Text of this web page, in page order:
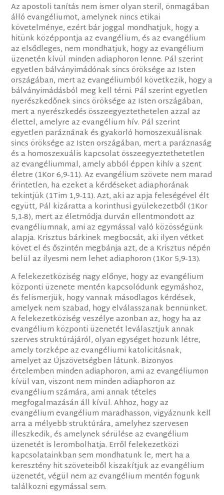
Az apostoli tanítás nem ismer olyan steril, önmagában
álló evangéliumot, amelynek nincs etikai
követelménye, ezért bár joggal mondhatjuk, hogy a
hitünk középpontja az evangélium, és az evangélium
az elsődleges, nem mondhatjuk, hogy az evangélium
üzenetén kívül minden adiaphoron lenne. Pál szerint
egyetlen bálványimádónak sincs öröksége az Isten
országában, mert az evangéliumból következik, hogy a
bálványimádásból meg kell térni. Pál szerint egyetlen
nyerészkedőnek sincs öröksége az Isten országában,
mert a nyerészkedés összeegyeztethetelen azzal az
élettel, amelyre az evangélium hív. Pál szerint
egyetlen paráznának és gyakorló homoszexuálisnak
sincs öröksége az Isten országában, mert a paráznaság
és a homoszexuális kapcsolat összeegyeztethetetlen
az evangéliummal, amely abból éppen kihív a szent
életre (1Kor 6,9-11). Az evangélium szövete nem marad
érintetlen, ha ezeket a kérdéseket adiaphorának
tekintjük (1Tim 1,9-11). Azt, aki az apja feleségével élt
együtt, Pál kizáratta a korinthusi gyülekezetből (1Kor
5,1-8), mert az életmódja durván ellentmondott az
evangéliumnak, ami az egymással való közösségünk
alapja. Krisztus bárkinek megbocsát, aki ilyen vétket
követ el és őszintén megbánja azt, de a Krisztus népén
belül az ilyesmi nem lehet adiaphoron (1Kor 5,9-13).
A felekezetköziség nagy előnye, hogy az evangélium
központi üzenete mentén kapcsolódunk egymáshoz,
és felismerjük, hogy vannak másodlagos kérdések,
amelyek nem szabad, hogy elválasszanak bennünket.
A felekezetköziség veszélye azonban az, hogy ha az
evangélium központi üzenetét leválasztjuk annak
szerves struktúrájáról, olyan egységet hozunk létre,
amely torzképe az evangéliumi katolicitásnak,
amelyet az Újszövetségben látunk. Bizonyos
értelemben minden adiaphoron, ami az evangéliumon
kívül van, viszont nem minden adiaphoron az
evangélium számára, ami annak tételes
megfogalmazásán áll kívül. Ahhoz, hogy az
evangélium evangélium maradhasson, vigyáznunk kell
arra a mélyebb struktúrára, amelyhez szervesen
illeszkedik, és amelynek sérülése az evangélium
üzenetét is lerombolhatja. Erről felekezetközi
kapcsolatainkban sem mondhatunk le, mert ha a
keresztény hit szöveteiből kiszakítjuk az evangélium
üzenetét, végül nem az evangélium mentén fogunk
találkozni egymással sem.